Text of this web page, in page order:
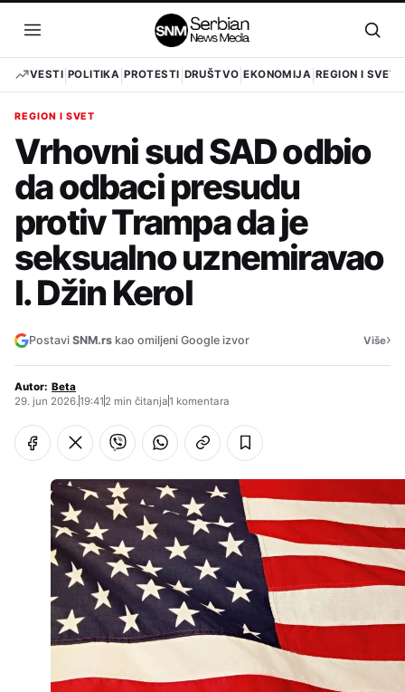
sadržaj
Otvori
meni
VESTI POLITIKA PROTESTI DRUŠTVO EKONOMIJA REGION I SVET
REGION I SVET
Vrhovni sud SAD odbio
da odbaci presudu
protiv Trampa da je
seksualno uznemiravao
I. Džin Kerol
Postavi SNM.rs kao omiljeni Google izvor Više›
Autor: Beta
29. jun 2026.19:41 2 min čitanja1 komentara